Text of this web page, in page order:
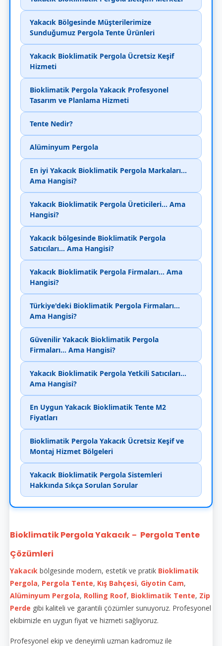
Yakacık Bölgesinde Müşterilerimize
Sunduğumuz Pergola Tente Ürünleri
Yakacık Bioklimatik Pergola Ücretsiz Keşif
Hizmeti
Bioklimatik Pergola Yakacık Profesyonel
Tasarım ve Planlama Hizmeti
Tente Nedir?
Alüminyum Pergola
En iyi Yakacık Bioklimatik Pergola Markaları...
Ama Hangisi?
Yakacık Bioklimatik Pergola Üreticileri... Ama
Hangisi?
Yakacık bölgesinde Bioklimatik Pergola
Satıcıları... Ama Hangisi?
Yakacık Bioklimatik Pergola Firmaları... Ama
Hangisi?
Türkiye'deki Bioklimatik Pergola Firmaları...
Ama Hangisi?
Güvenilir Yakacık Bioklimatik Pergola
Firmaları... Ama Hangisi?
Yakacık Bioklimatik Pergola Yetkili Satıcıları...
Ama Hangisi?
En Uygun Yakacık Bioklimatik Tente M2
Fiyatları
Bioklimatik Pergola Yakacık Ücretsiz Keşif ve
Montaj Hizmet Bölgeleri
Yakacık Bioklimatik Pergola Sistemleri
Hakkında Sıkça Sorulan Sorular
Bioklimatik Pergola Yakacık – Pergola Tente
Çözümleri
Yakacık bölgesinde modern, estetik ve pratik Bioklimatik
Pergola, Pergola Tente, Kış Bahçesi, Giyotin Cam,
Alüminyum Pergola, Rolling Roof, Bioklimatik Tente, Zip
Perde gibi kaliteli ve garantili çözümler sunuyoruz. Profesyonel
ekibimizle en uygun fiyat ve hizmeti sağlıyoruz.
Profesyonel ekip ve deneyimli uzman kadromuz ile